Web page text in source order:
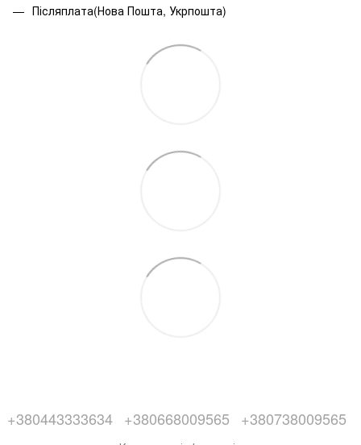
Післяплата(Нова Пошта, Укрпошта)
+380443333634 +380668009565 +380738009565